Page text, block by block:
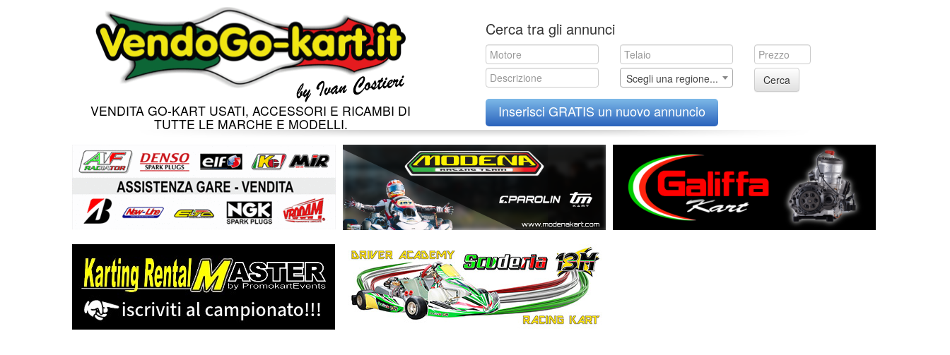
VENDITA GO-KART USATI, ACCESSORI E RICAMBI DI
TUTTE LE MARCHE E MODELLI.
to
content
Cerca tra gli annunci
Scegli una regione... Cerca
Inserisci GRATIS un nuovo annuncio